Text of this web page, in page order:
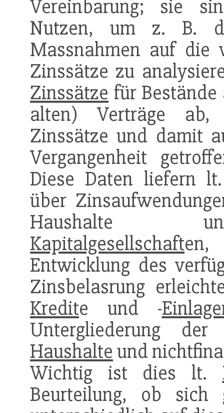
Vereinbarung; sie
Nutzen, um z. B.
Massnahmen auf die
Zinssätze zu
Zinssätze für
alten) Verträge ab,
Zinssätze und damit
Vergangenheit
Diese Daten liefern
über
Haushalte
Kapitalgesellschaft
Entwicklung des
Zinsbelasrung
Kredite und -
Untergliederung
Haushalte und
Wichtig ist dies lt.
Beurteilung, ob sich